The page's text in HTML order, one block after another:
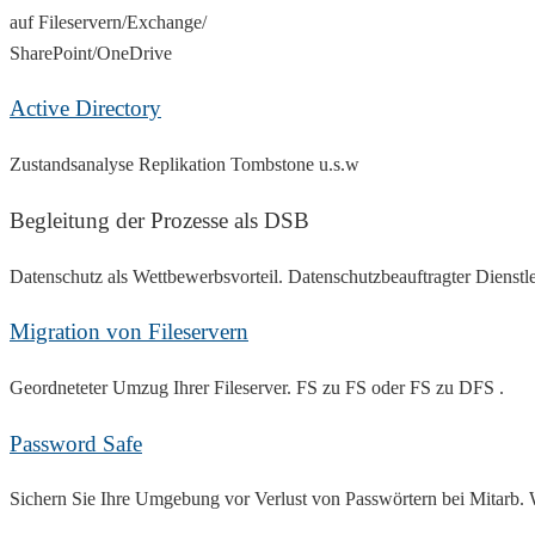
auf Fileservern/Exchange/
SharePoint/OneDrive
Active Directory
Zustandsanalyse Replikation Tombstone u.s.w
Begleitung der Prozesse als DSB
Datenschutz als Wettbewerbsvorteil. Datenschutzbeauftragter
Migration von Fileservern
Geordneteter Umzug Ihrer Fileserver. FS zu FS oder FS zu DFS .
Password Safe
Sichern Sie Ihre Umgebung vor Verlust von Passwörtern bei Mitarb.